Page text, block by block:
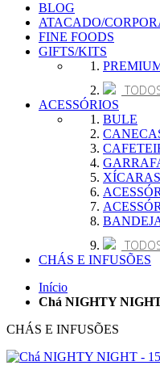
BLOG
ATACADO/
FINE FOODS
GIFTS/KITS
ACESSÓRIOS
BULE
XÍCARAS
CHÁS E INFUSÕES
Início
Chá NIGHTY
CHÁS E INFUSÕES